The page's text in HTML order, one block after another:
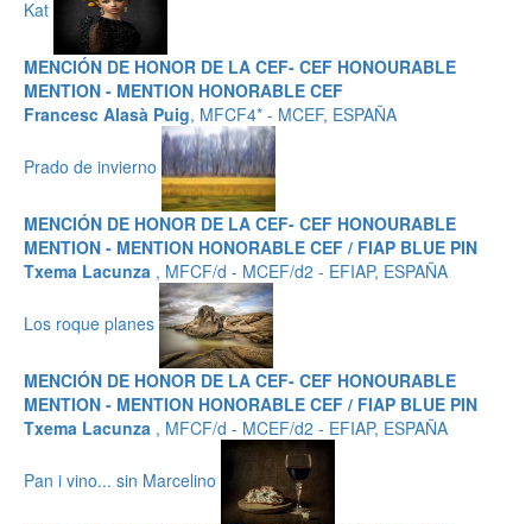
Kat
MENCIÓN DE HONOR DE LA CEF- CEF HONOURABLE
MENTION - MENTION HONORABLE CEF
Francesc Alasà Puig, MFCF4* - MCEF, ESPAÑA
Prado de invierno
MENCIÓN DE HONOR DE LA CEF- CEF HONOURABLE
MENTION - MENTION HONORABLE CEF / FIAP BLUE PIN
Txema Lacunza , MFCF/d - MCEF/d2 - EFIAP, ESPAÑA
Los roque planes
MENCIÓN DE HONOR DE LA CEF- CEF HONOURABLE
MENTION - MENTION HONORABLE CEF / FIAP BLUE PIN
Txema Lacunza , MFCF/d - MCEF/d2 - EFIAP, ESPAÑA
Pan i vino... sin Marcelino